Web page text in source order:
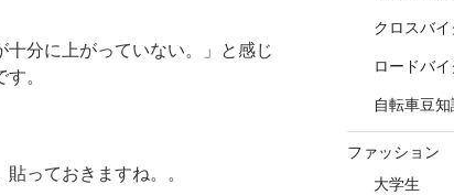
十分に上がっていない。」と感じ
。
っておきますね。。
クロスバイ
ロードバイ
自転車豆知
ファッション
大学生